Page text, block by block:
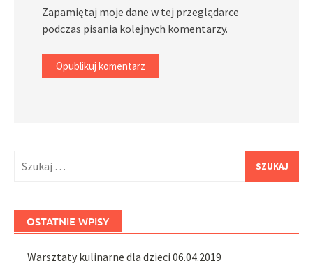
Zapamiętaj moje dane w tej przeglądarce
podczas pisania kolejnych komentarzy.
OSTATNIE WPISY
Warsztaty kulinarne dla dzieci 06.04.2019